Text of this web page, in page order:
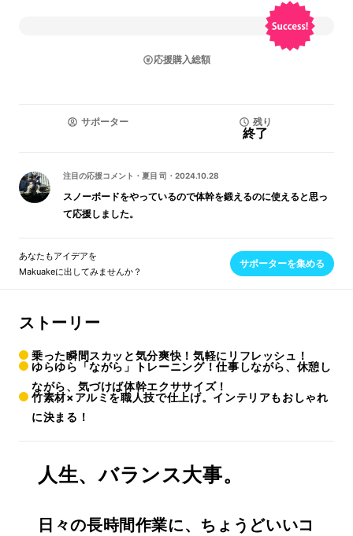
応援購入総額
サポーター 残り
終了
注目の応援コメント ・ 夏目 司 ・ 2024.10.28
スノーボードをやっているので体幹を鍛えるのに使えると思っ
て応援しました。
あなたもアイデアを
Makuakeに出してみませんか？
サポーターを集める
ストーリー
乗った瞬間スカッと気分爽快！気軽にリフレッシュ！
ゆらゆら「ながら」トレーニング！仕事しながら、休憩し
ながら、気づけば体幹エクササイズ！
竹素材×アルミを職人技で仕上げ。インテリアもおしゃれ
に決まる！
人生、バランス大事。
日々の長時間作業に、ちょうどいいコ